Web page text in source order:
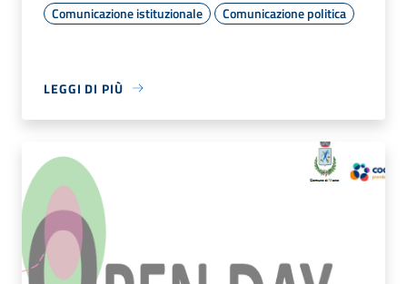
Comunicazione istituzionale
Comunicazione politica
LEGGI DI PIÙ